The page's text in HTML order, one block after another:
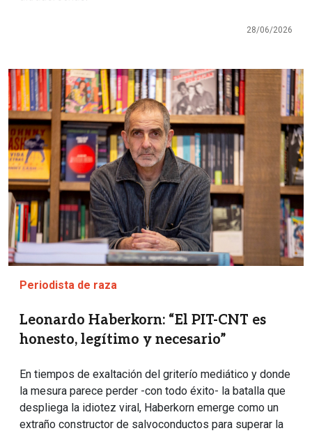
28/06/2026
Imagen
Periodista de raza
Leonardo Haberkorn: “El PIT-CNT es
honesto, legítimo y necesario”
En tiempos de exaltación del griterío mediático y donde
la mesura parece perder -con todo éxito- la batalla que
despliega la idiotez viral, Haberkorn emerge como un
extraño constructor de salvoconductos para superar la